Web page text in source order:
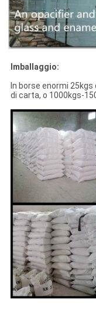
Imballaggio:
In borse enormi
di carta, o 1000kgs-